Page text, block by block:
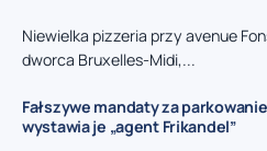
Niewielka pizzeria przy avenue
dworca Bruxelles-Midi,...
Fałszywe mandaty za
wystawia je „agent Frikandel”